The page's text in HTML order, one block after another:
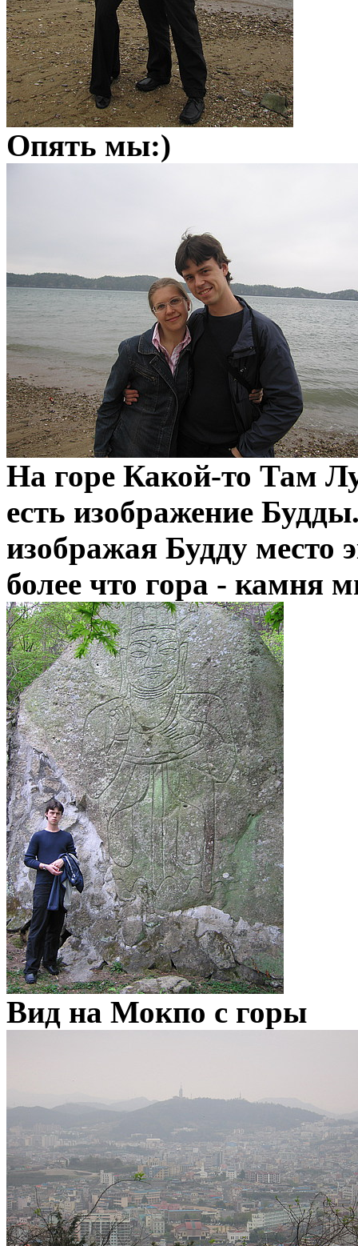
Опять мы:)
На горе Какой-то Там
есть изображение
изображая Будду место
более что гора - камня
Вид на Мокпо с горы